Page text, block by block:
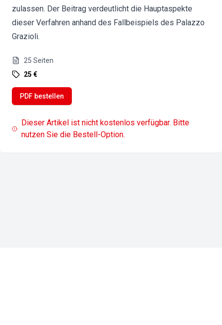
zulassen. Der Beitrag verdeutlicht die Hauptaspekte
dieser Verfahren anhand des Fallbeispiels des Palazzo
Grazioli.
25 Seiten
25 €
PDF bestellen
Dieser Artikel ist nicht kostenlos verfügbar. Bitte
nutzen Sie die Bestell-Option.